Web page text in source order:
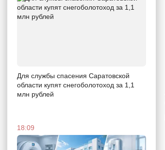
Для службы спасения Саратовской
области купят снегоболотоход за 1,1
млн рублей
18:09